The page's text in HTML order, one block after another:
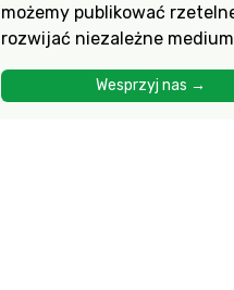
możemy publikować
rozwijać niezależne
Wesprzyj nas →